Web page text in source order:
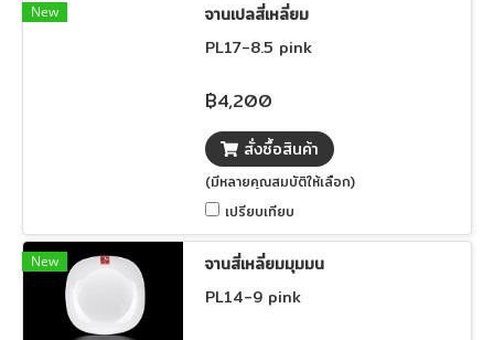
New
จานเปลสี่เหลี่ยม
PL17-8.5 pink
฿4,200
สั่งซื้อสินค้า
(มีหลายคุณสมบัติให้เลือก)
เปรียบเทียบ
New
จานสี่เหลี่ยมมุมมน
PL14-9 pink